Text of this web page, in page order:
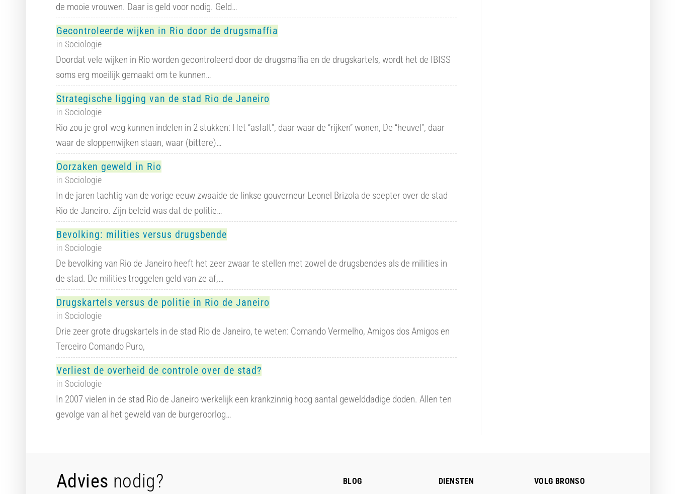
de mooie vrouwen. Daar is geld voor nodig. Geld…
Gecontroleerde wijken in Rio door de drugsmaffia
in Sociologie
Doordat vele wijken in Rio worden gecontroleerd door de drugsmaffia en de drugskartels, wordt het de IBISS
soms erg moeilijk gemaakt om te kunnen…
Strategische ligging van de stad Rio de Janeiro
in Sociologie
Rio zou je grof weg kunnen indelen in 2 stukken: Het “asfalt”, daar waar de “rijken” wonen, De “heuvel”, daar
waar de sloppenwijken staan, waar (bittere)…
Oorzaken geweld in Rio
in Sociologie
In de jaren tachtig van de vorige eeuw zwaaide de linkse gouverneur Leonel Brizola de scepter over de stad
Rio de Janeiro. Zijn beleid was dat de politie…
Bevolking: milities versus drugsbende
in Sociologie
De bevolking van Rio de Janeiro heeft het zeer zwaar te stellen met zowel de drugsbendes als de milities in
de stad. De milities troggelen geld van ze af,…
Drugskartels versus de politie in Rio de Janeiro
in Sociologie
Drie zeer grote drugskartels in de stad Rio de Janeiro, te weten: Comando Vermelho, Amigos dos Amigos en
Terceiro Comando Puro,
Verliest de overheid de controle over de stad?
in Sociologie
In 2007 vielen in de stad Rio de Janeiro werkelijk een krankzinnig hoog aantal gewelddadige doden. Allen ten
gevolge van al het geweld van de burgeroorlog…
Advies nodig? BLOG DIENSTEN VOLG BRONSO